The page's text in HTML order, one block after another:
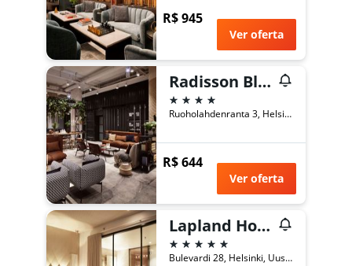
R$ 945
Ver oferta
Radisson Blu Seaside Hotel, Helsinki
4 estrelas
Ruoholahdenranta 3, Helsinki, Uusimaa, Finlândia
R$ 644
Ver oferta
Lapland Hotels Bulevardi
5 estrelas
Bulevardi 28, Helsinki, Uusimaa, Finlândia